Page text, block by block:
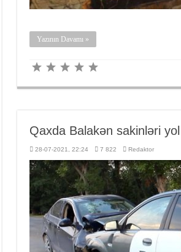
Yazının Davamı »
Qaxda Balakən sakinləri
28-07-2021, 22:24 7 822 Redaktor